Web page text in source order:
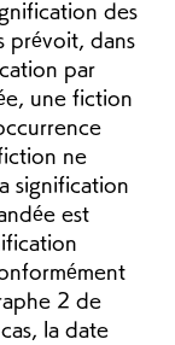
des
prévoit, dans
par
une fiction
ne
signification
est
2 de
la date